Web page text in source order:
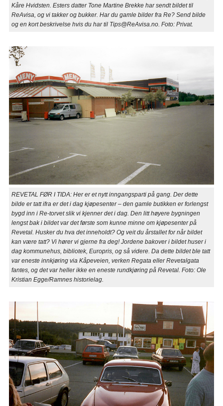
Kåre Hvidsten. Esters datter Tone Martine Brekke har sendt bildet til
ReAvisa, og vi takker og bukker. Har du gamle bilder fra Re? Send bilde
og en kort beskrivelse hvis du har til Tips@ReAvisa.no. Foto: Privat.
REVETAL FØR I TIDA: Her er et nytt inngangsparti på gang. Der dette
bilde er tatt ifra er det i dag kjøpesenter – den gamle butikken er forlengst
bygd inn i Re-torvet slik vi kjenner det i dag. Den litt høyere bygningen
lengst bak i bildet var det første som kunne minne om kjøpesenter på
Revetal. Husker du hva det inneholdt? Og veit du årstallet for når bildet
kan være tatt? Vi hører vi gjerne fra deg! Jordene bakover i bildet huser i
dag kommunehus, bibliotek, Europris, og så videre. Da dette bildet ble tatt
var eneste innkjøring via Kåpeveien, verken Regata eller Revetalgata
fantes, og det var heller ikke en eneste rundkjøring på Revetal. Foto: Ole
Kristian Egge/Ramnes historielag.